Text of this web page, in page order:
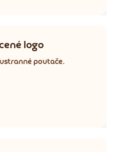
logo
poutače.